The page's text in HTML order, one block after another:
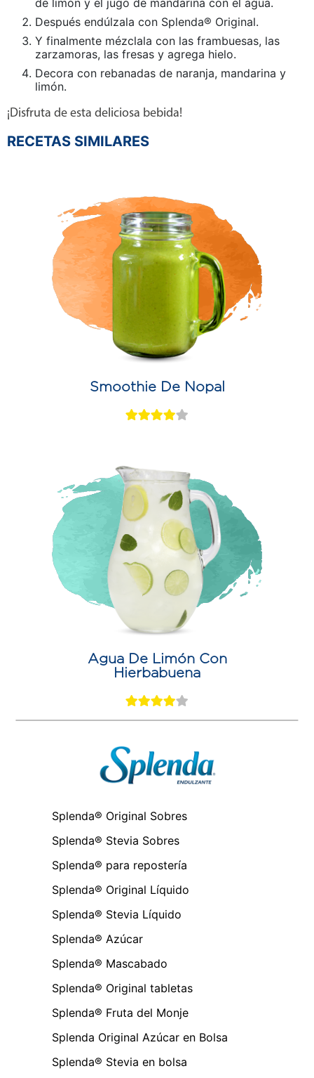
Después endúlzala con Splenda® Original.
Y finalmente mézclala con las frambuesas, las
zarzamoras, las fresas y agrega hielo.
Decora con rebanadas de naranja, mandarina y
limón.
¡Disfruta de esta deliciosa bebida!
RECETAS SIMILARES
Smoothie De Nopal
Agua De Limón Con
Hierbabuena
Splenda® Original Sobres
Splenda® Stevia Sobres
Splenda® para repostería
Splenda® Original Líquido
Splenda® Stevia Líquido
Splenda® Azúcar
Splenda® Mascabado
Splenda® Original tabletas
Splenda® Fruta del Monje
Splenda Original Azúcar en Bolsa
Splenda® Stevia en bolsa